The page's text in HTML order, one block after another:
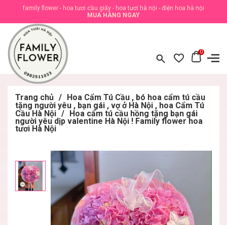
family flower - hoa tươi cầu giấy - hoa tươi hà nội - điện hoa hà nội
MUA HÀNG NGAY
0
Trang chủ / Hoa Cẩm Tú Cầu , bó hoa cẩm tú cầu
tặng người yêu , bạn gái , vợ ở Hà Nội , hoa Cẩm Tú
Cầu Hà Nội / Hoa cẩm tú cầu hồng tặng bạn gái
người yêu dịp valentine Hà Nội ! Family flower hoa
tươi Hà Nội